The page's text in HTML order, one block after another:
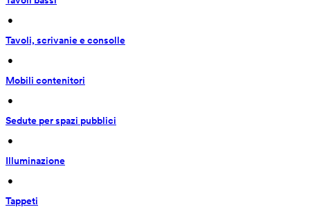
•
Tavoli, scrivanie e consolle
•
Mobili contenitori
•
Sedute per spazi pubblici
•
Illuminazione
•
Tappeti